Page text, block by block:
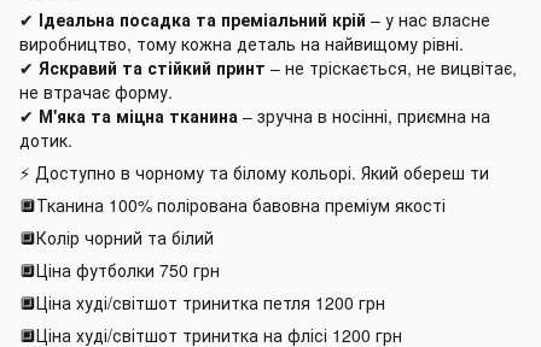
✔ Ідеальна посадка та преміальний крій – у нас власне
виробництво, тому кожна деталь на найвищому рівні.
✔ Яскравий та стійкий принт – не тріскається, не вицвітає,
не втрачає форму.
✔ М'яка та міцна тканина – зручна в носінні, приємна на
дотик.
⚡ Доступно в чорному та білому кольорі. Який обереш ти
🔲Тканина 100% полірована бавовна преміум якості
🔲Колір чорний та білий
🔲Ціна футболки 750 грн
🔲Ціна худі/світшот тринитка петля 1200 грн
🔲Ціна худі/світшот тринитка на флісі 1200 грн